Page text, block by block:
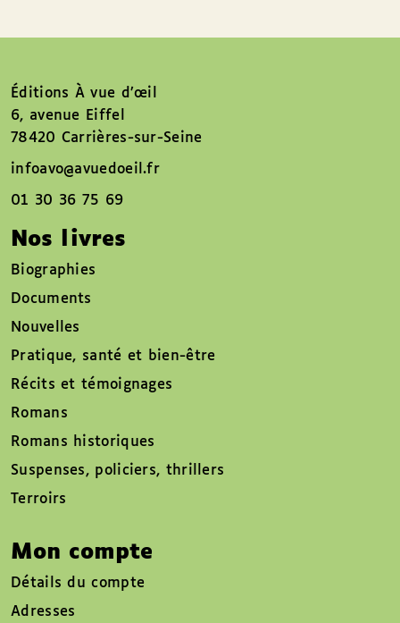
Éditions À vue d’œil
6, avenue Eiffel
78420 Carrières-sur-Seine
infoavo@avuedoeil.fr
01 30 36 75 69
Nos livres
Biographies
Documents
Nouvelles
Pratique, santé et bien-être
Récits et témoignages
Romans
Romans historiques
Suspenses, policiers, thrillers
Terroirs
Mon compte
Détails du compte
Adresses